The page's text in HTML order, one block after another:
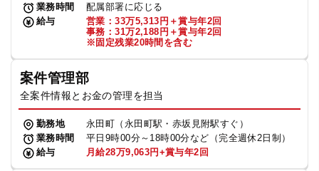
業務時間
配属部署に応じる
給与
営業：33万5,313円＋賞与年2回
事務：31万2,188円＋賞与年2回
※固定残業20時間を含む
案件管理部
全案件情報とお金の管理を担当
勤務地
永田町（永田町駅・赤坂見附駅すぐ）
業務時間
平日9時00分～18時00分など（完全週休2日制）
給与
月給28万9,063円+賞与年2回